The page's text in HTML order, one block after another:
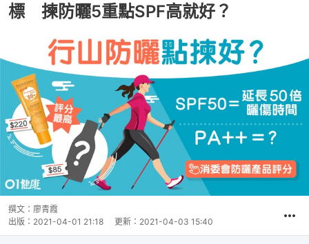
標 揀防曬5重點SPF高就好？
撰文： 廖青霞
出版： 2021-04-01 21:18 更新： 2021-04-03 15:40